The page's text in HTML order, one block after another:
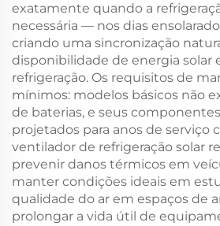
exatamente quando a
necessária — nos dias
criando uma sincronização
disponibilidade de energia solar
refrigeração. Os requisitos de
mínimos: modelos básicos não
de baterias, e seus
projetados para anos de serviço
ventilador de refrigeração solar
prevenir danos térmicos em
manter condições ideais em
qualidade do ar em espaços de
prolongar a vida útil de